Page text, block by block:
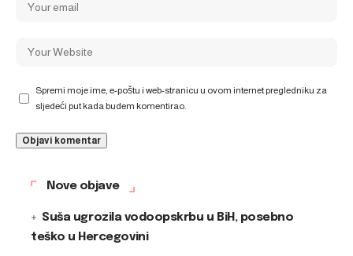
Spremi moje ime, e-poštu i web-stranicu u ovom internet pregledniku za
sljedeći put kada budem komentirao.
Nove objave
Suša ugrozila vodoopskrbu u BiH, posebno
teško u Hercegovini